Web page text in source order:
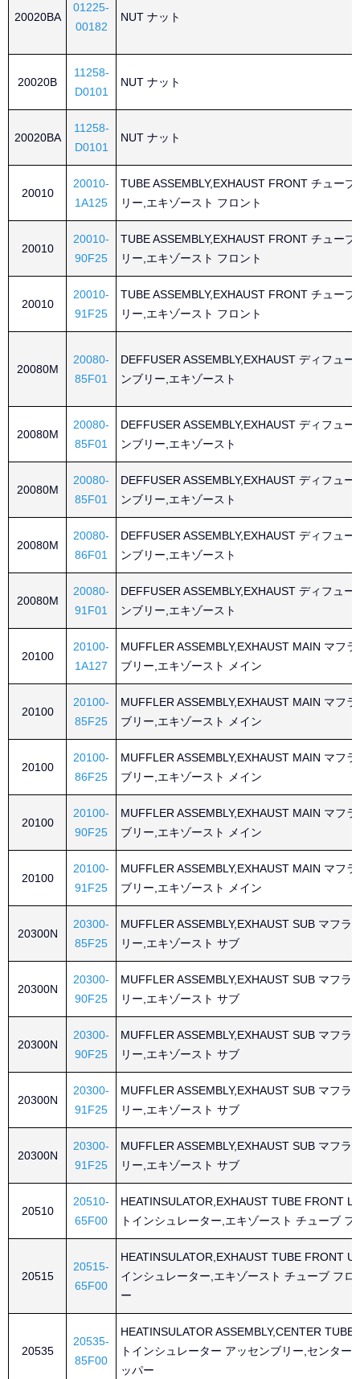
20020BA
01225-
00182
NUT ナット
20020B
11258-
D0101
NUT ナット
20020BA
11258-
D0101
NUT ナット
20010
20010-
1A125
TUBE ASSEMBLY,EXHAUST FRONT チュー
リー,エキゾースト フロント
20010
20010-
90F25
TUBE ASSEMBLY,EXHAUST FRONT チュー
リー,エキゾースト フロント
20010
20010-
91F25
TUBE ASSEMBLY,EXHAUST FRONT チュー
リー,エキゾースト フロント
20080M
20080-
85F01
DEFFUSER ASSEMBLY,EXHAUST ディフュー
ンブリー,エキゾースト
20080M
20080-
85F01
DEFFUSER ASSEMBLY,EXHAUST ディフュー
ンブリー,エキゾースト
20080M
20080-
85F01
DEFFUSER ASSEMBLY,EXHAUST ディフュー
ンブリー,エキゾースト
20080M
20080-
86F01
DEFFUSER ASSEMBLY,EXHAUST ディフュー
ンブリー,エキゾースト
20080M
20080-
91F01
DEFFUSER ASSEMBLY,EXHAUST ディフュー
ンブリー,エキゾースト
20100
20100-
1A127
MUFFLER ASSEMBLY,EXHAUST MAIN マフ
ブリー,エキゾースト メイン
20100
20100-
85F25
MUFFLER ASSEMBLY,EXHAUST MAIN マフ
ブリー,エキゾースト メイン
20100
20100-
86F25
MUFFLER ASSEMBLY,EXHAUST MAIN マフ
ブリー,エキゾースト メイン
20100
20100-
90F25
MUFFLER ASSEMBLY,EXHAUST MAIN マフ
ブリー,エキゾースト メイン
20100
20100-
91F25
MUFFLER ASSEMBLY,EXHAUST MAIN マフ
ブリー,エキゾースト メイン
20300N
20300-
85F25
MUFFLER ASSEMBLY,EXHAUST SUB マフラ
リー,エキゾースト サブ
20300N
20300-
90F25
MUFFLER ASSEMBLY,EXHAUST SUB マフラ
リー,エキゾースト サブ
20300N
20300-
90F25
MUFFLER ASSEMBLY,EXHAUST SUB マフラ
リー,エキゾースト サブ
20300N
20300-
91F25
MUFFLER ASSEMBLY,EXHAUST SUB マフラ
リー,エキゾースト サブ
20300N
20300-
91F25
MUFFLER ASSEMBLY,EXHAUST SUB マフラ
リー,エキゾースト サブ
20510
20510-
65F00
HEATINSULATOR,EXHAUST TUBE FRONT
トインシュレーター,エキゾースト チューブ フ
20515
20515-
65F00
HEATINSULATOR,EXHAUST TUBE FRONT
インシュレーター,エキゾースト チューブ フロ
ー
20535
20535-
85F00
HEATINSULATOR ASSEMBLY,CENTER TUBE
トインシュレーター アッセンブリー,センター
ッパー